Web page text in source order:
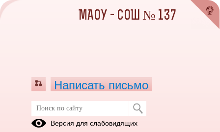
Октябрь 2022
МАОУ - СОШ № 137
Написать письмо
Версия для слабовидящих